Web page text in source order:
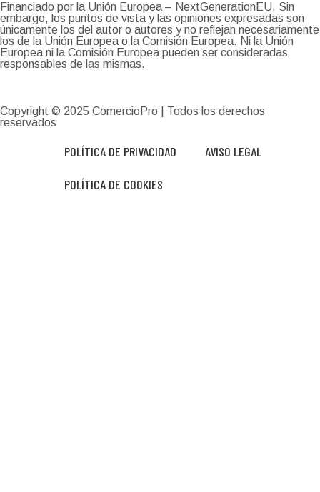
Financiado por la Unión Europea – NextGenerationEU. Sin
embargo, los puntos de vista y las opiniones expresadas son
únicamente los del autor o autores y no reflejan necesariamente
los de la Unión Europea o la Comisión Europea. Ni la Unión
Europea ni la Comisión Europea pueden ser consideradas
responsables de las mismas.
Copyright © 2025 ComercioPro | Todos los derechos
reservados
POLÍTICA DE PRIVACIDAD AVISO LEGAL
POLÍTICA DE COOKIES